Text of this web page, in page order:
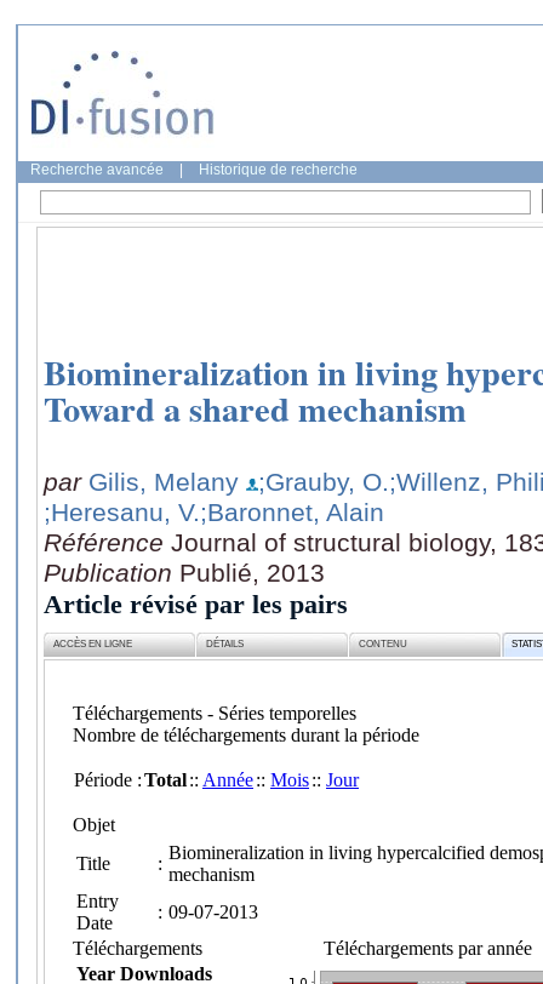
Recherche avancée Historique de recherche
Biomineralization in living
Toward a shared mechanism
par Gilis, Melany ;Grauby, O.;Willenz,
;Heresanu, V.;Baronnet, Alain
Référence Journal of structural biology,
Publication Publié, 2013
Article révisé par les pairs
ACCÈS EN LIGNE DÉTAILS CONTENU